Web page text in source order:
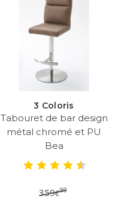
3 Coloris
Tabouret de bar design
métal chromé et PU
Bea
359€99